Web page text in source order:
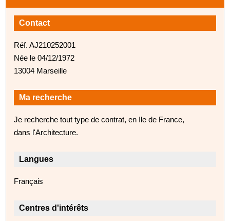
Contact
Réf. AJ210252001
Née le 04/12/1972
13004 Marseille
Ma recherche
Je recherche tout type de contrat, en Ile de France,
dans l'Architecture.
Langues
Français
Centres d'intérêts